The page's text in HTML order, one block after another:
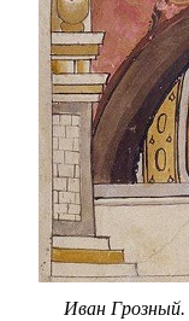
Иван Грозный.